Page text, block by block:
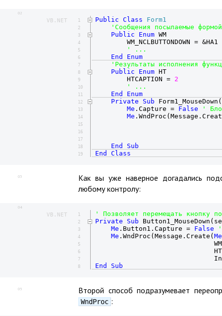
02
VB.NET
1
2
3
4
5
6
7
8
9
10
11
12
13
14
15
16
17
18
19
Public Class
Form1
'Сообщения посылаемые
Public
Enum WM
        WM_NCLBUTTONDOWN = &HA1
' ...
End
Enum
'Результаты исполнения
Public
Enum HT
        HTCAPTION =
2
' ...
End
Enum
Private
Sub
Me .Capture = False
'
Me
End
Sub
End
Class
03
Как вы уже наверное догадались
любому контролу:
04
VB.NET
1
2
3
4
5
6
7
8
' Позволяет перемещать кнопку
Private
Sub
Me .Button1.Capture = False
Me .WndProc(Message.Create( Me
End
Sub
05 Второй способ подразумевает
WndProc :